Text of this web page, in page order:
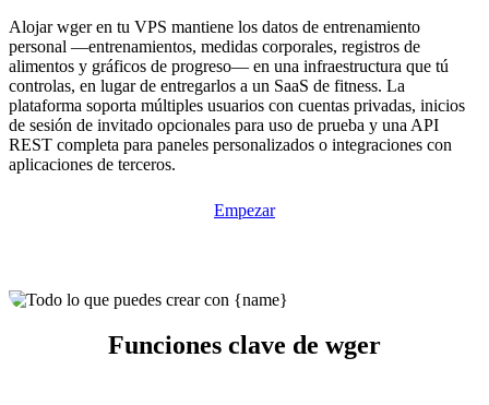
Alojar wger en tu VPS mantiene los datos de entrenamiento
personal —entrenamientos, medidas corporales, registros de
alimentos y gráficos de progreso— en una infraestructura que tú
controlas, en lugar de entregarlos a un SaaS de fitness. La
plataforma soporta múltiples usuarios con cuentas privadas, inicios
de sesión de invitado opcionales para uso de prueba y una API
REST completa para paneles personalizados o integraciones con
aplicaciones de terceros.
Empezar
Funciones clave de wger